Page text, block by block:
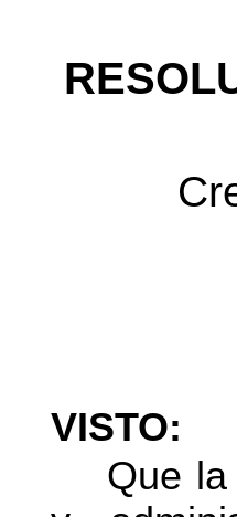
VISTO:
Que